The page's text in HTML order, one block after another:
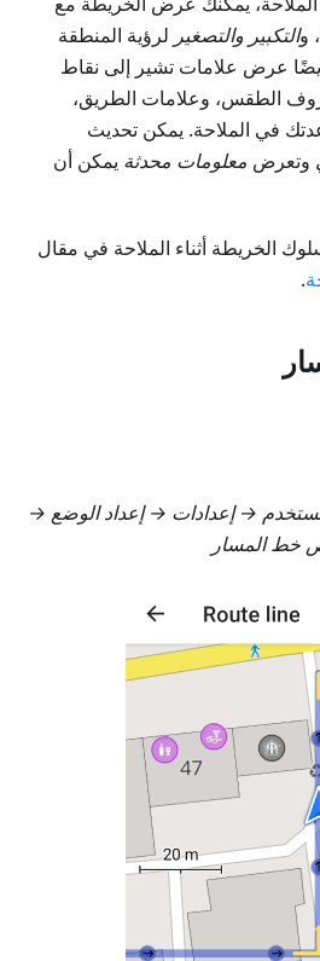
والتكبير والتصغير لرؤية المنطقة
عرض علامات تشير إلى نقاط
الطقس، وعلامات الطريق،
في الملاحة. يمكن تحديث
وتعرض معلومات محدثة يمكن أن
الخريطة أثناء الملاحة في مقال
.
→ إعدادات → إعداد الوضع →
خط المسار